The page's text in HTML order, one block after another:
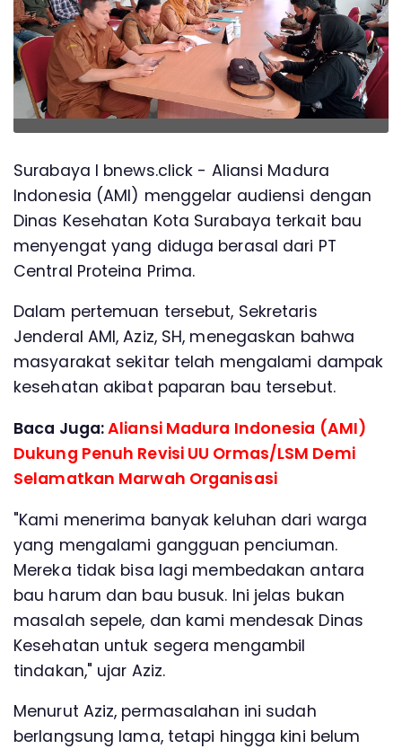
Surabaya l bnews.click - Aliansi Madura
Indonesia (AMI) menggelar audiensi dengan
Dinas Kesehatan Kota Surabaya terkait bau
menyengat yang diduga berasal dari PT
Central Proteina Prima.
Dalam pertemuan tersebut, Sekretaris
Jenderal AMI, Aziz, SH, menegaskan bahwa
masyarakat sekitar telah mengalami dampak
kesehatan akibat paparan bau tersebut.
Baca Juga:Aliansi Madura Indonesia (AMI)
Dukung Penuh Revisi UU Ormas/LSM Demi
Selamatkan Marwah Organisasi
"Kami menerima banyak keluhan dari warga
yang mengalami gangguan penciuman.
Mereka tidak bisa lagi membedakan antara
bau harum dan bau busuk. Ini jelas bukan
masalah sepele, dan kami mendesak Dinas
Kesehatan untuk segera mengambil
tindakan," ujar Aziz.
Menurut Aziz, permasalahan ini sudah
berlangsung lama, tetapi hingga kini belum